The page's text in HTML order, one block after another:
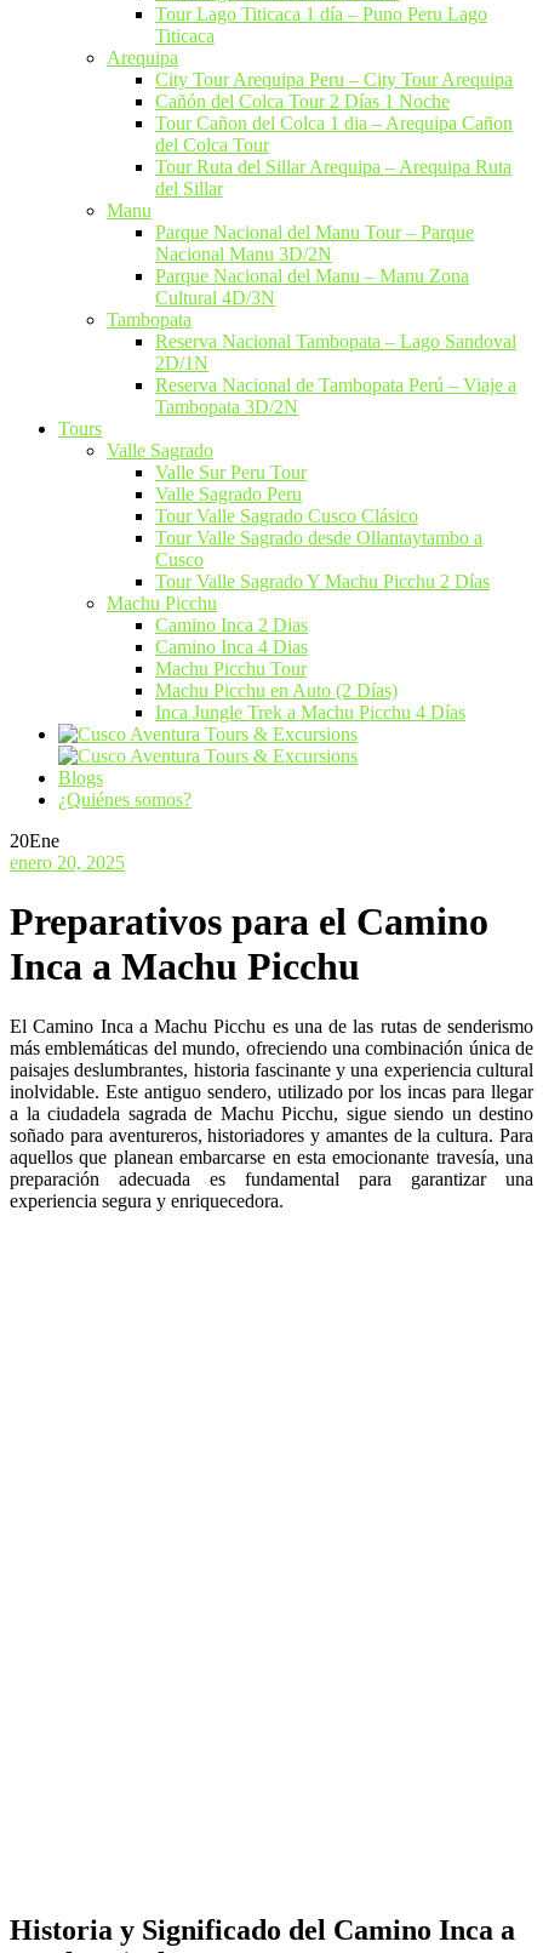
Tour Lago Titicaca 1 día – Puno Peru Lago
Titicaca
Arequipa
City Tour Arequipa Peru​ – City Tour Arequipa
Cañón del Colca Tour 2 Días 1 Noche
Tour Cañon del Colca 1 dia​ – Arequipa Cañon
del Colca Tour
Tour Ruta del Sillar Arequipa – Arequipa Ruta
del Sillar
Manu
Parque Nacional del Manu Tour – Parque
Nacional Manu 3D/2N
Parque Nacional del Manu – Manu Zona
Cultural 4D/3N
Tambopata
Reserva Nacional Tambopata – Lago Sandoval
2D/1N
Reserva Nacional de Tambopata Perú – Viaje a
Tambopata 3D/2N
Tours
Valle Sagrado
Valle Sur Peru Tour
Valle Sagrado Peru
Tour Valle Sagrado Cusco Clásico
Tour Valle Sagrado desde Ollantaytambo a
Cusco
Tour Valle Sagrado Y Machu Picchu 2 Días
Machu Picchu
Camino Inca 2 Dias
Camino Inca 4 Dias
Machu Picchu Tour
Machu Picchu en Auto (2 Días)
Inca Jungle Trek a Machu Picchu 4 Días
Blogs
¿Quiénes somos?
20Ene
enero 20, 2025
Preparativos para el Camino
Inca a Machu Picchu
El Camino Inca a Machu Picchu es una de las rutas de senderismo
más emblemáticas del mundo, ofreciendo una combinación única de
paisajes deslumbrantes, historia fascinante y una experiencia cultural
inolvidable. Este antiguo sendero, utilizado por los incas para llegar
a la ciudadela sagrada de Machu Picchu, sigue siendo un destino
soñado para aventureros, historiadores y amantes de la cultura. Para
aquellos que planean embarcarse en esta emocionante travesía, una
preparación adecuada es fundamental para garantizar una
experiencia segura y enriquecedora.
Historia y Significado del Camino Inca a